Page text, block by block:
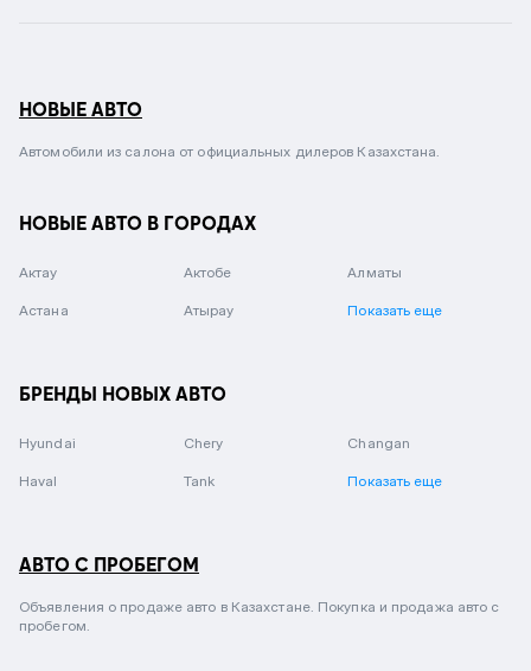
НОВЫЕ АВТО
Автомобили из салона от официальных дилеров Казахстана.
НОВЫЕ АВТО В ГОРОДАХ
Актау Актобе Алматы
Астана Атырау Показать еще
БРЕНДЫ НОВЫХ АВТО
Hyundai Chery Changan
Haval Tank Показать еще
АВТО С ПРОБЕГОМ
Объявления о продаже авто в Казахстане. Покупка и продажа авто с
пробегом.